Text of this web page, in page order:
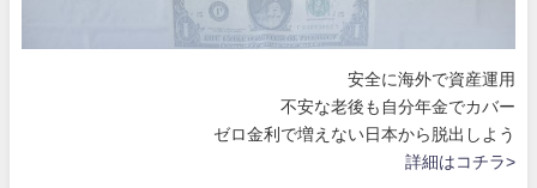
安全に海外で資産運用
不安な老後も自分年金でカバー
ゼロ金利で増えない日本から脱出しよう
詳細はコチラ>